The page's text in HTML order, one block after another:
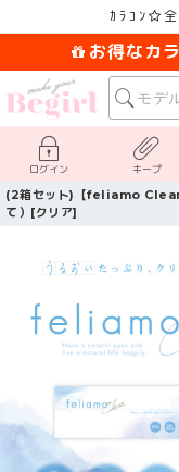
ｶﾗｺﾝ
お得なカ
ログイン キープ
(2箱セット)【feliamo Clear
て）[クリア]